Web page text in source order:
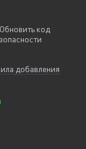
добавления